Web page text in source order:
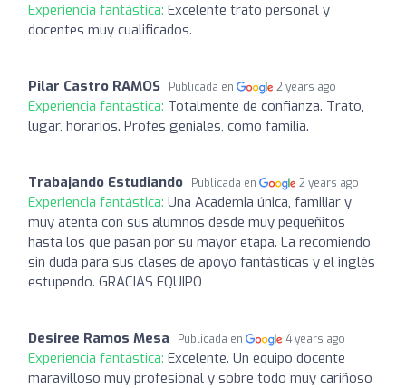
Experiencia fantástica: Excelente trato personal y
docentes muy cualificados.
Pilar Castro RAMOS Publicada en 2 years ago
Experiencia fantástica: Totalmente de confianza. Trato,
lugar, horarios. Profes geniales, como familia.
Trabajando Estudiando Publicada en 2 years ago
Experiencia fantástica: Una Academia única, familiar y
muy atenta con sus alumnos desde muy pequeñitos
hasta los que pasan por su mayor etapa. La recomiendo
sin duda para sus clases de apoyo fantásticas y el inglés
estupendo. GRACIAS EQUIPO
Desiree Ramos Mesa Publicada en 4 years ago
Experiencia fantástica: Excelente. Un equipo docente
maravilloso muy profesional y sobre todo muy cariñoso